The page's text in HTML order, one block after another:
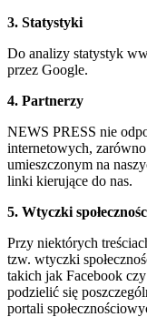
3. Statystyki
Do analizy statystyk
przez Google.
4. Partnerzy
NEWS PRESS nie
internetowych,
umieszczonym na
linki kierujące do nas.
5. Wtyczki
Przy niektórych
tzw. wtyczki
takich jak Facebook
podzielić się
portali